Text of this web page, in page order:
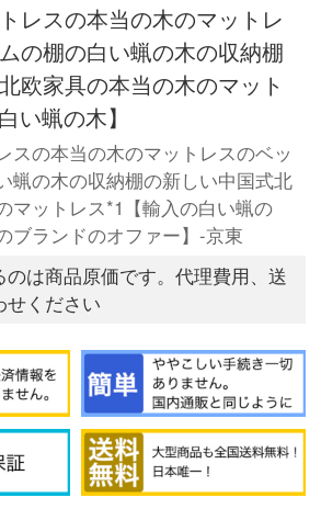
レスの本当の木のマットレ
の棚の白い蝋の木の収納棚
欧家具の本当の木のマット
い蝋の木】
スの本当の木のマットレスのベッ
蝋の木の収納棚の新しい中国式北
マットレス*1【輸入の白い蝋の
ブランドのオファー】-京東
のは商品原価です。代理費用、送
せください